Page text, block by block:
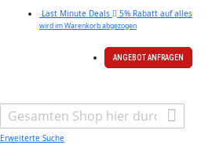
Last Minute Deals 5% Rabatt auf alles
wird im Warenkorb abgezogen
ANGEBOT ANFRAGEN
Erweiterte Suche